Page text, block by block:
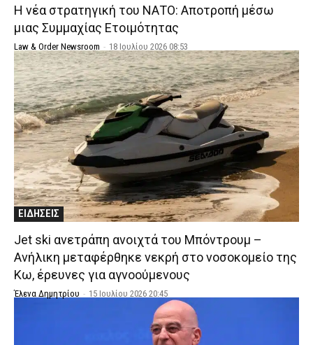
Η νέα στρατηγική του ΝΑΤΟ: Αποτροπή μέσω
μιας Συμμαχίας Ετοιμότητας
Law & Order Newsroom - 18 Ιουλίου 2026 08:53
ΕΙΔΗΣΕΙΣ
Jet ski ανετράπη ανοιχτά του Μπόντρουμ –
Ανήλικη μεταφέρθηκε νεκρή στο νοσοκομείο της
Κω, έρευνες για αγνοούμενους
Έλενα Δημητρίου - 15 Ιουλίου 2026 20:45